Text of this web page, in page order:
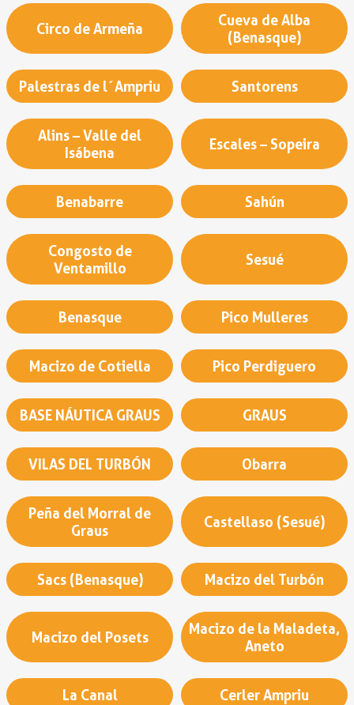
Circo de Armeña
Cueva de Alba
(Benasque)
Palestras de l´Ampriu Santorens
Alins – Valle del
Isábena
Escales – Sopeira
Benabarre Sahún
Congosto de
Ventamillo
Sesué
Benasque Pico Mulleres
Macizo de Cotiella Pico Perdiguero
BASE NÁUTICA GRAUS GRAUS
VILAS DEL TURBÓN Obarra
Peña del Morral de
Graus
Castellaso (Sesué)
Sacs (Benasque) Macizo del Turbón
Macizo del Posets
Macizo de la Maladeta,
Aneto
La Canal Cerler Ampriu